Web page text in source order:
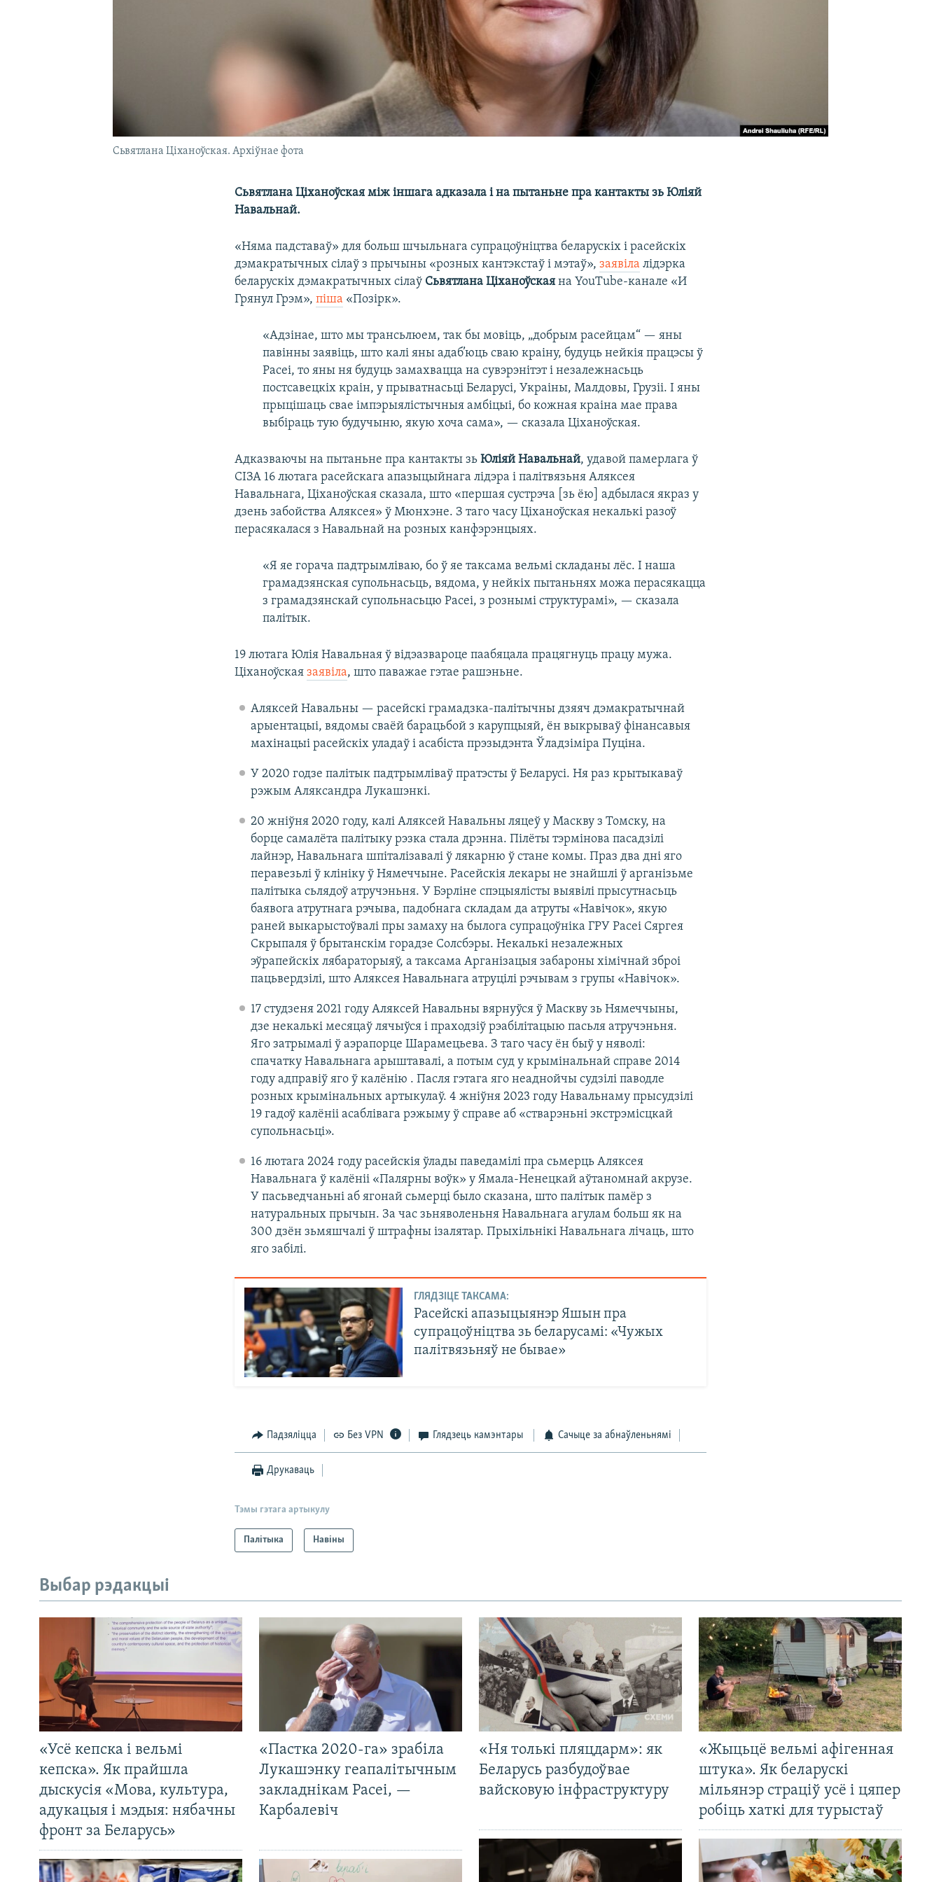
Сьвятлана Ціханоўская. Архіўнае фота
Сьвятлана Ціханоўская між іншага адказала і на пытаньне пра кантакты зь Юліяй
Навальнай.
«Няма падставаў» для больш шчыльнага супрацоўніцтва беларускіх і расейскіх
дэмакратычных сілаў з прычыны «розных кантэкстаў і мэтаў»,заявіла лідэрка
беларускіх дэмакратычных сілаў Сьвятлана Ціханоўская на YouTube-канале «И
Грянул Грэм»,піша «Позірк».
«Адзінае, што мы трансьлюем, так бы мовіць, „добрым расейцам“ — яны
павінны заявіць, што калі яны адаб’юць сваю краіну, будуць нейкія працэсы ў
Расеі, то яны ня будуць замахвацца на сувэрэнітэт і незалежнасьць
постсавецкіх краін, у прыватнасьці Беларусі, Украіны, Малдовы, Грузіі. І яны
прыцішаць свае імпэрыялістычныя амбіцыі, бо кожная краіна мае права
выбіраць тую будучыню, якую хоча сама», — сказала Ціханоўская.
Адказваючы на пытаньне пра кантакты зьЮліяй Навальнай, удавой памерлага ў
СІЗА 16 лютага расейскага апазыцыйнага лідэра і палітвязьня Аляксея
Навальнага, Ціханоўская сказала, што «першая сустрэча [зь ёю] адбылася якраз у
дзень забойства Аляксея» ў Мюнхэне. З таго часу Ціханоўская некалькі разоў
перасякалася з Навальнай на розных канфэрэнцыях.
«Я яе горача падтрымліваю, бо ў яе таксама вельмі складаны лёс. І наша
грамадзянская супольнасьць, вядома, у нейкіх пытаньнях можа перасякацца
з грамадзянскай супольнасьцю Расеі, з рознымі структурамі», — сказала
палітык.
19 лютага Юлія Навальная ў відэазвароце паабяцала працягнуць працу мужа.
Ціханоўскаязаявіла, што паважае гэтае рашэньне.
Аляксей Навальны — расейскі грамадзка-палітычны дзяяч дэмакратычнай
арыентацыі, вядомы сваёй барацьбой з карупцыяй, ён выкрываў фінансавыя
махінацыі расейскіх уладаў і асабіста прэзыдэнта Ўладзіміра Пуціна.
У 2020 годзе палітык падтрымліваў пратэсты ў Беларусі. Ня раз крытыкаваў
рэжым Аляксандра Лукашэнкі.
20 жніўня 2020 году, калі Аляксей Навальны ляцеў у Маскву з Томску, на
борце самалёта палітыку рэзка стала дрэнна. Пілёты тэрмінова пасадзілі
лайнэр, Навальнага шпіталізавалі ў лякарню ў стане комы. Праз два дні яго
перавезьлі ў клініку ў Нямеччыне. Расейскія лекары не знайшлі ў арганізьме
палітыка сьлядоў атручэньня. У Бэрліне спэцыялісты выявілі прысутнасьць
баявога атрутнага рэчыва, падобнага складам да атруты «Навічок», якую
раней выкарыстоўвалі пры замаху на былога супрацоўніка ГРУ Расеі Сяргея
Скрыпаля ў брытанскім горадзе Солсбэры. Некалькі незалежных
эўрапейскіх лябараторыяў, а таксама Арганізацыя забароны хімічнай зброі
пацьвердзілі, што Аляксея Навальнага атруцілі рэчывам з групы «Навічок».
17 студзеня 2021 году Аляксей Навальны вярнуўся ў Маскву зь Нямеччыны,
дзе некалькі месяцаў лячыўся і праходзіў рэабілітацыю пасьля атручэньня.
Яго затрымалі ў аэрапорце Шарамецьева. З таго часу ён быў у няволі:
спачатку Навальнага арыштавалі, а потым суд у крымінальнай справе 2014
году адправіў яго ў калёнію . Пасля гэтага яго неаднойчы судзілі паводле
розных крымінальных артыкулаў. 4 жніўня 2023 году Навальнаму прысудзілі
19 гадоў калёніі асаблівага рэжыму ў справе аб «стварэньні экстрэмісцкай
супольнасьці».
16 лютага 2024 году расейскія ўлады паведамілі пра сьмерць Аляксея
Навальнага ў калёніі «Палярны воўк» у Ямала-Ненецкай аўтаномнай акрузе.
У пасьведчаньні аб ягонай сьмерці было сказана, што палітык памёр з
натуральных прычын. За час зьняволеньня Навальнага агулам больш як на
300 дзён зьмяшчалі ў штрафны ізалятар. Прыхільнікі Навальнага лічаць, што
яго забілі.
ГЛЯДЗІЦЕ ТАКСАМА:
Расейскі апазыцыянэр Яшын пра
супрацоўніцтва зь беларусамі: «Чужых
палітвязьняў не бывае»
Падзяліцца Без VPN Глядзець камэнтары Сачыце за абнаўленьнямі
Друкаваць
Тэмы гэтага артыкулу
Палітыка Навіны
Выбар рэдакцыі
«Усё кепска і вельмі
кепска». Як прайшла
дыскусія «Мова, культура,
адукацыя і мэдыя: нябачны
фронт за Беларусь»
«Пастка 2020-га» зрабіла
Лукашэнку геапалітычным
закладнікам Расеі, —
Карбалевіч
«Ня толькі пляцдарм»: як
Беларусь разбудоўвае
вайсковую інфраструктуру
«Жыцьцё вельмі афігенная
штука». Як беларускі
мільянэр страціў усё і цяпер
робіць хаткі для турыстаў